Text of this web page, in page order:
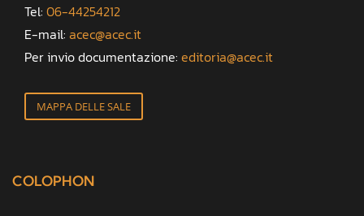
Tel: 06-44254212
E-mail: acec@acec.it
Per invio documentazione: editoria@acec.it
MAPPA DELLE SALE
COLOPHON